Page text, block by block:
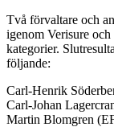
Två förvaltare och
igenom Verisure
kategorier.
följande:
Carl-Henrik
Carl-Johan
Martin Blomgren